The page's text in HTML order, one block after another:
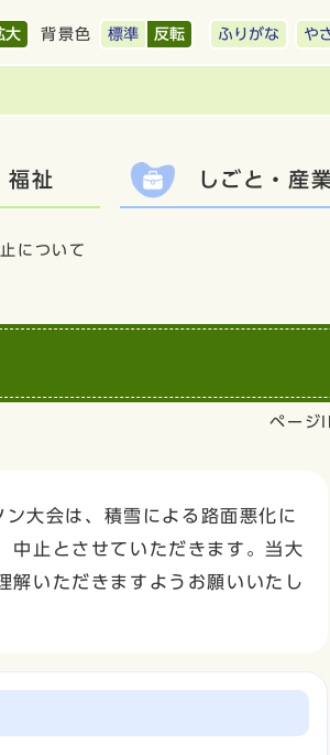
大 背景色 標準 反転 ふりがな や
福祉 しごと・産
について
ペー
大会は、積雪による路面悪化に
中止とさせていただきます。当大
解いただきますようお願いいたし